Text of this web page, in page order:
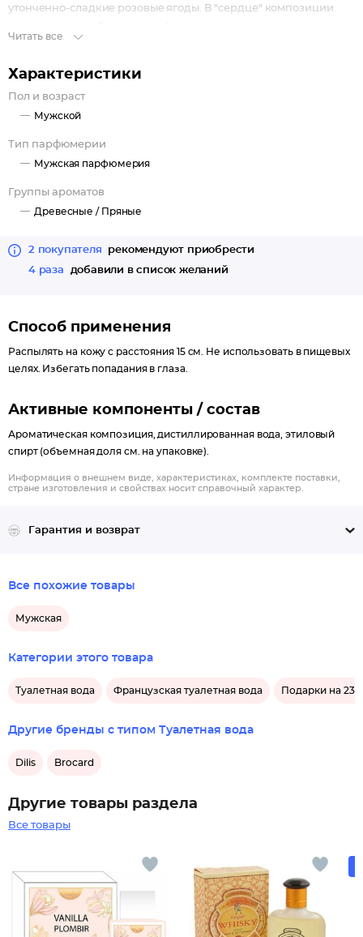
утонченно-сладкие розовые ягоды. В "сердце" композиции
чувственных нот амбры и мускуса! Whisky Origin создан для
мужчин, в которых жив дух авантюризма и жажда
приключений.
Классификация аромата: древесно-пряные
Начальные ноты: мандарин, мохито, розовые ягоды
Базовые ноты: пачули, амбра, кожа, мускус.
Читать все
Характеристики
Пол и возраст
Мужской
Тип парфюмерии
Мужская парфюмерия
Группы ароматов
Древесные / Пряные
2 покупателя
рекомендуют приобрести
4 раза
добавили в список желаний
Способ применения
Распылять на кожу с расстояния 15 см. Не использовать в пищевых
целях. Избегать попадания в глаза.
Активные компоненты / состав
Ароматическая композиция, дистиллированная вода, этиловый
спирт (объемная доля см. на упаковке).
Информация о внешнем виде, характеристиках, комплекте поставки,
стране изготовления и свойствах носит справочный характер.
Гарантия и возврат
Все похожие товары
Мужская
Категории этого товара
Туалетная вода Французская туалетная вода Подарки на 23
Другие бренды с типом Туалетная вода
Dilis Brocard
Другие товары раздела
Все товары